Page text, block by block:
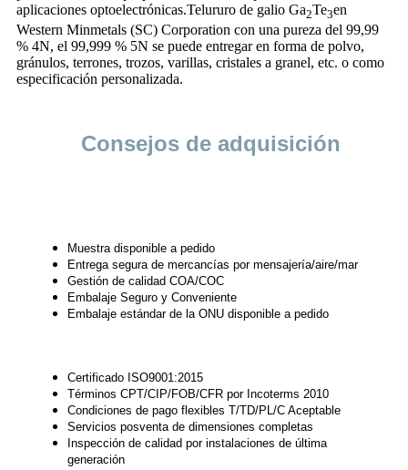
aplicaciones optoelectrónicas.Telururo de galio Ga2Te3en
Western Minmetals (SC) Corporation con una pureza del 99,99
% 4N, el 99,999 % 5N se puede entregar en forma de polvo,
gránulos, terrones, trozos, varillas, cristales a granel, etc. o como
especificación personalizada.
Consejos de adquisición
Muestra disponible a pedido
Entrega segura de mercancías por mensajería/aire/mar
Gestión de calidad COA/COC
Embalaje Seguro y Conveniente
Embalaje estándar de la ONU disponible a pedido
Certificado ISO9001:2015
Términos CPT/CIP/FOB/CFR por Incoterms 2010
Condiciones de pago flexibles T/TD/PL/C Aceptable
Servicios posventa de dimensiones completas
Inspección de calidad por instalaciones de última
generación